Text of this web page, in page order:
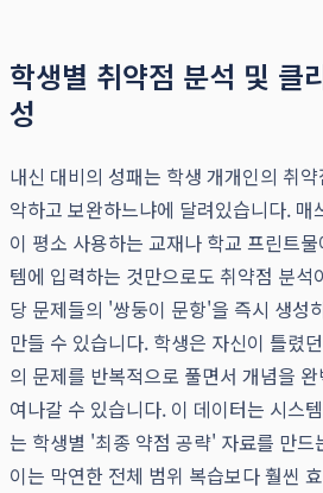
학생별 취약점 분석 및 클
성
내신 대비의 성패는 학생 개개인의 취
악하고 보완하느냐에 달려있습니다. 매
이 평소 사용하는 교재나 학교 프린트
템에 입력하는 것만으로도 취약점 분석
당 문제들의 '쌍둥이 문항'을 즉시 생성
만들 수 있습니다. 학생은 자신이 틀렸
의 문제를 반복적으로 풀면서 개념을
여나갈 수 있습니다. 이 데이터는 시스
는 학생별 '최종 약점 공략' 자료를 만
이는 막연한 전체 범위 복습보다 훨씬